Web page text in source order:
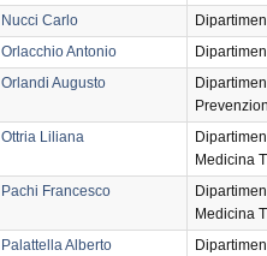
Nucci Carlo
Orlacchio Antonio
Orlandi Augusto
Ottria Liliana
Medicina
Pachi Francesco
Medicina
Palattella Alberto